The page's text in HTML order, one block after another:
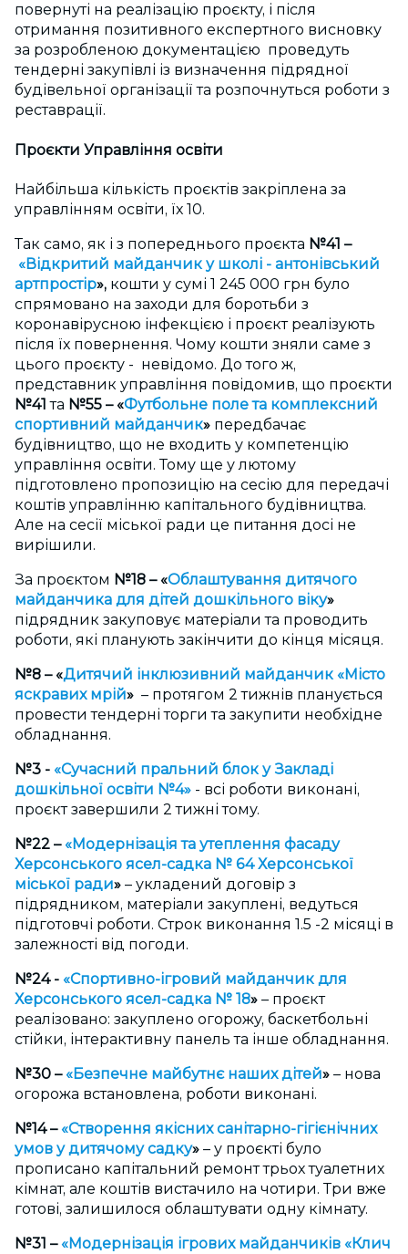
повернуті на реалізацію проєкту, і після
отримання позитивного експертного висновку
за розробленою документацією проведуть
тендерні закупівлі із визначення підрядної
будівельної організації та розпочнуться роботи з
реставрації.
Проєкти Управління освіти
Найбільша кількість проєктів закріплена за
управлінням освіти, їх 10.
Так само, як і з попереднього проєкта №41 –
«Відкритий майданчик у школі - антонівський
артпростір», кошти у сумі 1 245 000 грн було
спрямовано на заходи для боротьби з
коронавірусною інфекцією і проєкт реалізують
після їх повернення. Чому кошти зняли саме з
цього проєкту - невідомо. До того ж,
представник управління повідомив, що проєкти
№41 та №55 – «Футбольне поле та комплексний
спортивний майданчик» передбачає
будівництво, що не входить у компетенцію
управління освіти. Тому ще у лютому
підготовлено пропозицію на сесію для передачі
коштів управлінню капітального будівництва.
Але на сесії міської ради це питання досі не
вирішили.
За проєктом №18 – «Облаштування дитячого
майданчика для дітей дошкільного віку»
підрядник закуповує матеріали та проводить
роботи, які планують закінчити до кінця місяця.
№8 – «Дитячий інклюзивний майданчик «Місто
яскравих мрій» – протягом 2 тижнів планується
провести тендерні торги та закупити необхідне
обладнання.
№3 - «Сучасний пральний блок у Закладі
дошкільної освіти №4» - всі роботи виконані,
проєкт завершили 2 тижні тому.
№22 – «Модернізація та утеплення фасаду
Херсонського ясел-садка № 64 Херсонської
міської ради» – укладений договір з
підрядником, матеріали закуплені, ведуться
підготовчі роботи. Строк виконання 1.5 -2 місяці в
залежності від погоди.
№24 - «Спортивно-ігровий майданчик для
Херсонського ясел-садка № 18» – проєкт
реалізовано: закуплено огорожу, баскетбольні
стійки, інтерактивну панель та інше обладнання.
№30 – «Безпечне майбутнє наших дітей» – нова
огорожа встановлена, роботи виконані.
№14 –«Створення якісних санітарно-гігієнічних
умов у дитячому садку» – у проєкті було
прописано капітальний ремонт трьох туалетних
кімнат, але коштів вистачило на чотири. Три вже
готові, залишилося облаштувати одну кімнату.
№31 –«Модернізація ігрових майданчиків «Клич